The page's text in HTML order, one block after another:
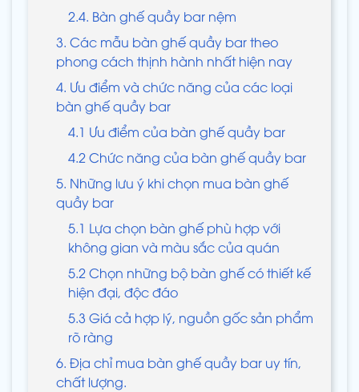
2.4. Bàn ghế quầy bar nệm
3. Các mẫu bàn ghế quầy bar theo
phong cách thịnh hành nhất hiện nay
4. Ưu điểm và chức năng của các loại
bàn ghế quầy bar
4.1 Ưu điểm của bàn ghế quầy bar
4.2 Chức năng của bàn ghế quầy bar
5. Những lưu ý khi chọn mua bàn ghế
quầy bar
5.1 Lựa chọn bàn ghế phù hợp với
không gian và màu sắc của quán
5.2 Chọn những bộ bàn ghế có thiết kế
hiện đại, độc đáo
5.3 Giá cả hợp lý, nguồn gốc sản phẩm
rõ ràng
6. Địa chỉ mua bàn ghế quầy bar uy tín,
chất lượng.